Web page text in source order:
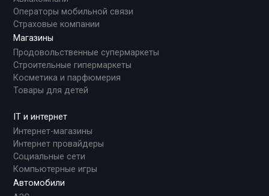
Операторы мобильной связи
Страховые компании
Магазины
Продовольственные супермаркеты
Строительные гипермаркеты
Косметика и парфюмерия
Товары для детей
IT и интернет
Интернет-магазины
Интернет провайдеры
Социальные сети
Компьютерные игры
Автомобили